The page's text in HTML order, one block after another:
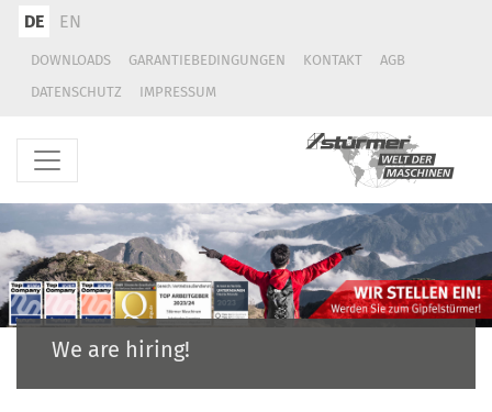
DE EN
DOWNLOADS GARANTIEBEDINGUNGEN KONTAKT
AGB
DATENSCHUTZ
IMPRESSUM
We are hiring!